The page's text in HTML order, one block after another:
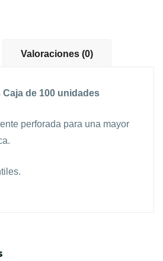
Valoraciones (0)
de 100 unidades
perforada para una mayor